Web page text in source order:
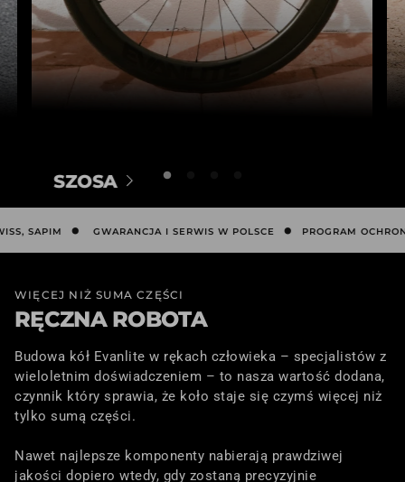
SZOSA
Zaprojektowane do prędkości. Lekkość
i aerodynamika.
SAPIM · GWARANCJA I SERWIS W POLSCE · PROGRAM OCHRONNY
WIĘCEJ NIŻ SUMA CZĘŚCI
RĘCZNA ROBOTA
Budowa kół Evanlite w rękach człowieka – specjalistów z
wieloletnim doświadczeniem – to nasza wartość dodana,
czynnik który sprawia, że koło staje się czymś więcej niż
tylko sumą części.
Nawet najlepsze komponenty nabierają prawdziwej
jakości dopiero wtedy, gdy zostaną precyzyjnie